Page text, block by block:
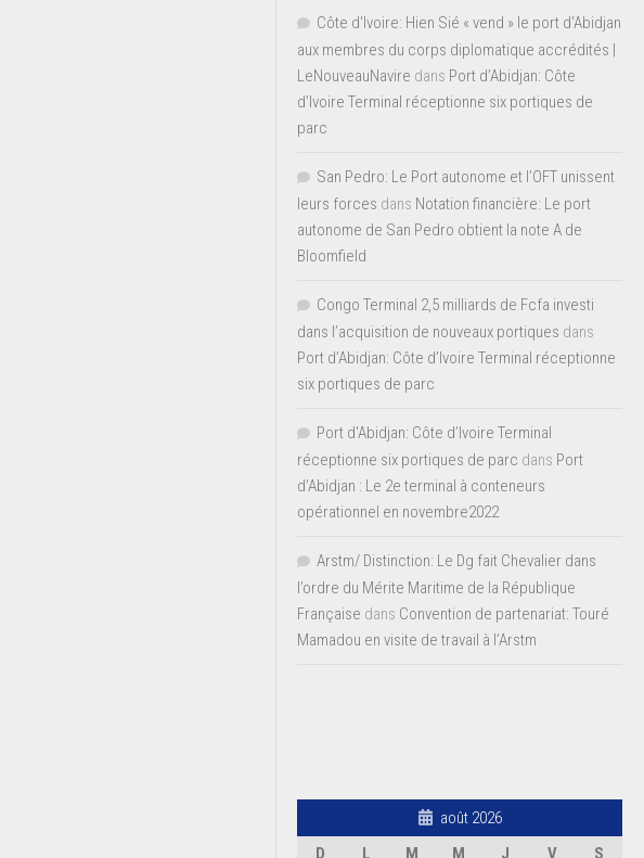
Côte d'Ivoire: Hien Sié « vend » le port d'Abidjan
aux membres du corps diplomatique accrédités |
LeNouveauNavire dans Port d’Abidjan: Côte
d’Ivoire Terminal réceptionne six portiques de
parc
San Pedro: Le Port autonome et l’OFT unissent
leurs forces dans Notation financière: Le port
autonome de San Pedro obtient la note A de
Bloomfield
Congo Terminal 2,5 milliards de Fcfa investi
dans l’acquisition de nouveaux portiques dans
Port d’Abidjan: Côte d’Ivoire Terminal réceptionne
six portiques de parc
Port d'Abidjan: Côte d’Ivoire Terminal
réceptionne six portiques de parc dans Port
d’Abidjan : Le 2e terminal à conteneurs
opérationnel en novembre2022
Arstm/ Distinction: Le Dg fait Chevalier dans
l’ordre du Mérite Maritime de la République
Française dans Convention de partenariat: Touré
Mamadou en visite de travail à l’Arstm
août 2026
D
L M M J V
S